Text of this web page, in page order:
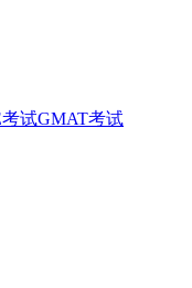
试GMAT考试